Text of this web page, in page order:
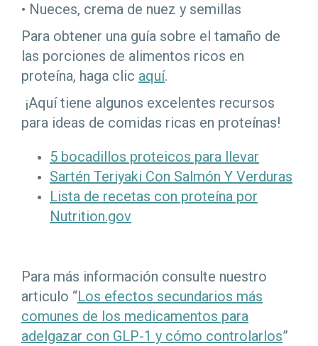
• Nueces, crema de nuez y semillas
Para obtener una guía sobre el tamaño de
las porciones de alimentos ricos en
proteína, haga clic aquí.
¡Aquí tiene algunos excelentes recursos
para ideas de comidas ricas en proteínas!
5 bocadillos proteicos para llevar
Sartén Teriyaki Con Salmón Y Verduras
Lista de recetas con proteína por
Nutrition.gov
Para más información consulte nuestro
articulo “Los efectos secundarios más
comunes de los medicamentos para
adelgazar con GLP-1 y cómo controlarlos”